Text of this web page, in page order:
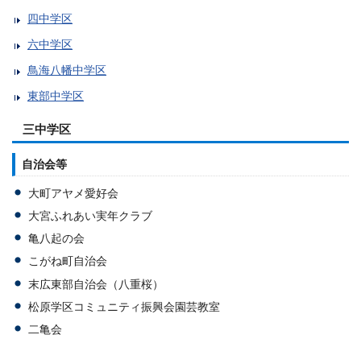
四中学区
六中学区
鳥海八幡中学区
東部中学区
三中学区
自治会等
大町アヤメ愛好会
大宮ふれあい実年クラブ
亀八起の会
こがね町自治会
末広東部自治会（八重桜）
松原学区コミュニティ振興会園芸教室
二亀会